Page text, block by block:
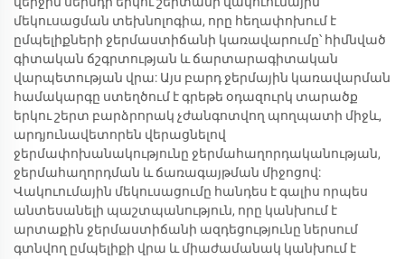
մեկուսացման տեխնոլոգիա, որը հեղափոխում է
ըմպելիքների ջերմաստիճանի կառավարումը՝ հիմնված
գիտական ճշգրտության և ճարտարագիտական
վարպետության վրա: Այս բարդ ջերմային կառավարման
համակարգը ստեղծում է գրեթե օդազուրկ տարածք
երկու շերտ բարձրորակ չժանգոտվող պողպատի միջև,
արդյունավետորեն վերացնելով
ջերմափոխանակությունը ջերմահաղորդականության,
ջերմահաղորդման և ճառագայթման միջոցով:
Վակուումային մեկուսացումը հանդես է գալիս որպես
անտեսանելի պաշտպանություն, որը կանխում է
արտաքին ջերմաստիճանի ազդեցությունը ներսում
գտնվող ըմպելիքի վրա և միաժամանակ կանխում է